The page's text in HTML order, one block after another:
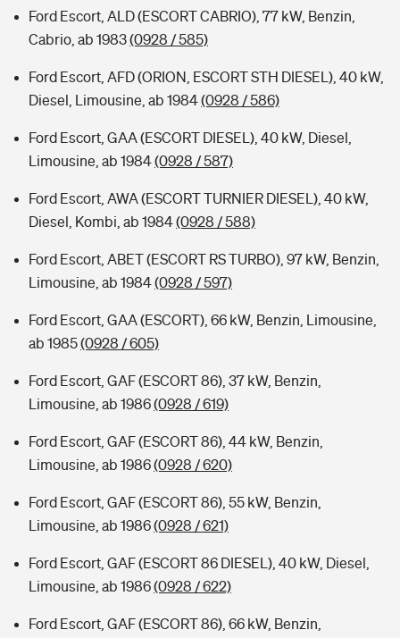
Ford Escort, ALD (ESCORT CABRIO), 77 kW, Benzin,
Cabrio, ab 1983(0928 / 585)
Ford Escort, AFD (ORION, ESCORT STH DIESEL), 40 kW,
Diesel, Limousine, ab 1984(0928 / 586)
Ford Escort, GAA (ESCORT DIESEL), 40 kW, Diesel,
Limousine, ab 1984(0928 / 587)
Ford Escort, AWA (ESCORT TURNIER DIESEL), 40 kW,
Diesel, Kombi, ab 1984(0928 / 588)
Ford Escort, ABET (ESCORT RS TURBO), 97 kW, Benzin,
Limousine, ab 1984(0928 / 597)
Ford Escort, GAA (ESCORT), 66 kW, Benzin, Limousine,
ab 1985(0928 / 605)
Ford Escort, GAF (ESCORT 86), 37 kW, Benzin,
Limousine, ab 1986(0928 / 619)
Ford Escort, GAF (ESCORT 86), 44 kW, Benzin,
Limousine, ab 1986(0928 / 620)
Ford Escort, GAF (ESCORT 86), 55 kW, Benzin,
Limousine, ab 1986(0928 / 621)
Ford Escort, GAF (ESCORT 86 DIESEL), 40 kW, Diesel,
Limousine, ab 1986(0928 / 622)
Ford Escort, GAF (ESCORT 86), 66 kW, Benzin,